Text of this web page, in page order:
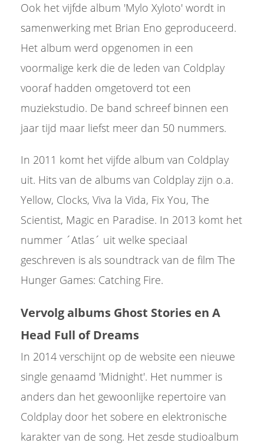
Ook het vijfde album 'Mylo Xyloto' wordt in
samenwerking met Brian Eno geproduceerd.
Het album werd opgenomen in een
voormalige kerk die de leden van Coldplay
vooraf hadden omgetoverd tot een
muziekstudio. De band schreef binnen een
jaar tijd maar liefst meer dan 50 nummers.
In 2011 komt het vijfde album van Coldplay
uit. Hits van de albums van Coldplay zijn o.a.
Yellow, Clocks, Viva la Vida, Fix You, The
Scientist, Magic en Paradise. In 2013 komt het
nummer ´Atlas´ uit welke speciaal
geschreven is als soundtrack van de film The
Hunger Games: Catching Fire.
Vervolg albums Ghost Stories en A
Head Full of Dreams
In 2014 verschijnt op de website een nieuwe
single genaamd 'Midnight'. Het nummer is
anders dan het gewoonlijke repertoire van
Coldplay door het sobere en elektronische
karakter van de song. Het zesde studioalbum